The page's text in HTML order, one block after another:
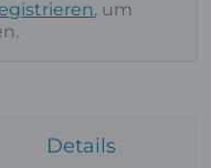
, um
Details